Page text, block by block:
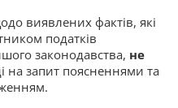
виявлених фактів, які
податків
законодавства, не
на запит поясненнями та